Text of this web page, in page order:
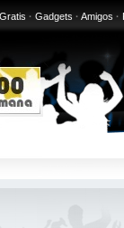
· Gadgets · Amigos ·